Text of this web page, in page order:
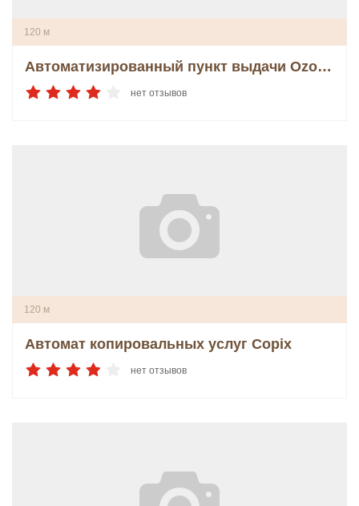
120 м
Автоматизированный пункт выдачи Ozon box
нет отзывов
120 м
Автомат копировальных услуг Copix
нет отзывов